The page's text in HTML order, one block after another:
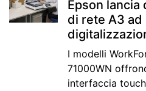
Epson lancia
di rete A3 ad
I modelli
71000WN
interfaccia